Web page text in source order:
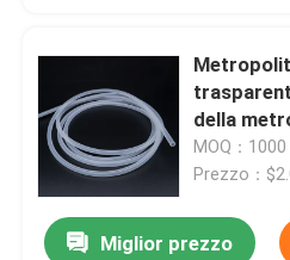
della
silicone
MOQ：
Prezzo：
Miglior prezzo